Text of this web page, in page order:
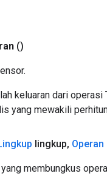
()
keluaran dari
yang mewakili
lingkup, Operan
membungkus